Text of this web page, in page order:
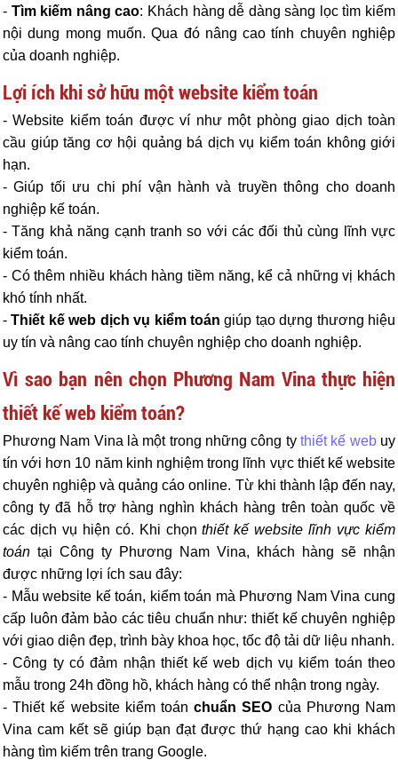
- Tìm kiếm nâng cao: Khách hàng dễ dàng sàng lọc tìm kiếm
nội dung mong muốn. Qua đó nâng cao tính chuyên nghiệp
của doanh nghiệp.
Lợi ích khi sở hữu một website kiểm toán
- Website kiểm toán được ví như một phòng giao dịch toàn
cầu giúp tăng cơ hội quảng bá dịch vụ kiểm toán không giới
hạn.
- Giúp tối ưu chi phí vận hành và truyền thông cho doanh
nghiệp kế toán.
- Tăng khả năng cạnh tranh so với các đối thủ cùng lĩnh vực
kiểm toán.
- Có thêm nhiều khách hàng tiềm năng, kể cả những vị khách
khó tính nhất.
-Thiết kế web dịch vụ kiểm toán giúp tạo dựng thương hiệu
uy tín và nâng cao tính chuyên nghiệp cho doanh nghiệp.
Vì sao bạn nên chọn Phương Nam Vina thực hiện
thiết kế web kiểm toán?
Phương Nam Vina là một trong những công ty thiết kế webuy
tín với hơn 10 năm kinh nghiệm trong lĩnh vực thiết kế website
chuyên nghiệp và quảng cáo online. Từ khi thành lập đến nay,
công ty đã hỗ trợ hàng nghìn khách hàng trên toàn quốc về
các dịch vụ hiện có. Khi chọnthiết kế website lĩnh vực kiểm
toán tại Công ty Phương Nam Vina, khách hàng sẽ nhận
được những lợi ích sau đây:
- Mẫu website kế toán, kiểm toán mà Phương Nam Vina cung
cấp luôn đảm bảo các tiêu chuẩn như: thiết kế chuyên nghiệp
với giao diện đẹp, trình bày khoa học, tốc độ tải dữ liệu nhanh.
- Công ty có đảm nhận thiết kế web dịch vụ kiểm toán theo
mẫu trong 24h đồng hồ, khách hàng có thể nhận trong ngày.
- Thiết kế website kiểm toán chuẩn SEO của Phương Nam
Vina cam kết sẽ giúp bạn đạt được thứ hạng cao khi khách
hàng tìm kiếm trên trang Google.